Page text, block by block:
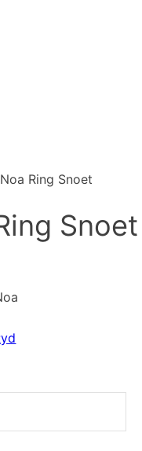
Ring Snoet
Snoet